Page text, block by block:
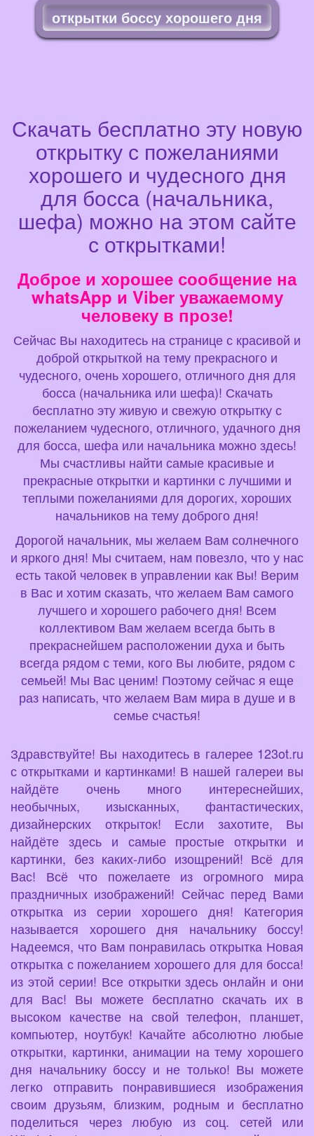
открытки боссу хорошего дня
Скачать бесплатно эту новую
открытку с пожеланиями
хорошего и чудесного дня
для босса (начальника,
шефа) можно на этом сайте
с открытками!
Доброе и хорошее сообщение на
whatsApp и Viber уважаемому
человеку в прозе!
Сейчас Вы находитесь на странице с красивой и
доброй открыткой на тему прекрасного и
чудесного, очень хорошего, отличного дня для
босса (начальника или шефа)! Скачать
бесплатно эту живую и свежую открытку с
пожеланием чудесного, отличного, удачного дня
для босса, шефа или начальника можно здесь!
Мы счастливы найти самые красивые и
прекрасные открытки и картинки с лучшими и
теплыми пожеланиями для дорогих, хороших
начальников на тему доброго дня!
Дорогой начальник, мы желаем Вам солнечного
и яркого дня! Мы считаем, нам повезло, что у нас
есть такой человек в управлении как Вы! Верим
в Вас и хотим сказать, что желаем Вам самого
лучшего и хорошего рабочего дня! Всем
коллективом Вам желаем всегда быть в
прекраснейшем расположении духа и быть
всегда рядом с теми, кого Вы любите, рядом с
семьей! Мы Вас ценим! Поэтому сейчас я еще
раз написать, что желаем Вам мира в душе и в
семье счастья!
Здравствуйте! Вы находитесь в галерее 123ot.ru
с открытками и картинками! В нашей галереи вы
найдёте очень много интереснейших,
необычных, изысканных, фантастических,
дизайнерских открыток! Если захотите, Вы
найдёте здесь и самые простые открытки и
картинки, без каких-либо изощрений! Всё для
Вас! Всё что пожелаете из огромного мира
праздничных изображений! Сейчас перед Вами
открытка из серии хорошего дня! Категория
называется хорошего дня начальнику боссу!
Надеемся, что Вам понравилась открытка Новая
открытка с пожеланием хорошего для для босса!
из этой серии! Все открытки здесь онлайн и они
для Вас! Вы можете бесплатно скачать их в
высоком качестве на свой телефон, планшет,
компьютер, ноутбук! Качайте абсолютно любые
открытки, картинки, анимации на тему хорошего
дня начальнику боссу и не только! Вы можете
легко отправить понравившиеся изображения
своим друзьям, близким, родным и бесплатно
поделиться через любую из соц. сетей или